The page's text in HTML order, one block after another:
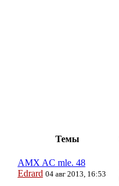
Темы
AMX AC mle. 48
Edrard 04 авг 2013, 16:53